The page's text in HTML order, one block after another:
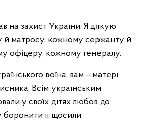
на захист України. Я дякую
й матросу, кожному сержанту й
офіцеру, кожному генералу.
воїна, вам – матері
Всім українським
у своїх дітях любов до
боронити її щосили.